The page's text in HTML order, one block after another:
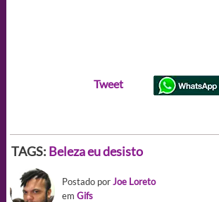
Tweet
TAGS: Beleza eu desisto
Postado porJoe Loreto
em Gifs